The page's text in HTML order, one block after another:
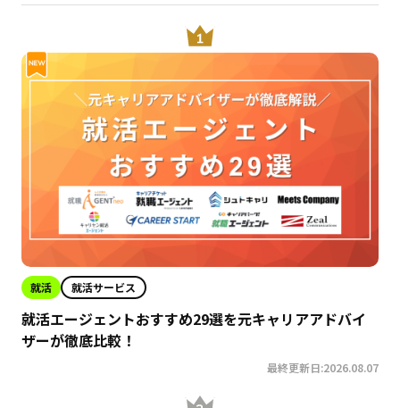
就活 就活サービス
就活エージェントおすすめ29選を元キャリアアドバイ
ザーが徹底比較！
最終更新日:2026.08.07